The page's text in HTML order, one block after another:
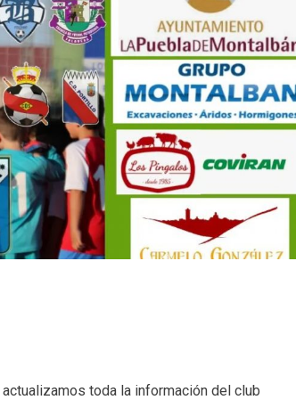
toda la información del club